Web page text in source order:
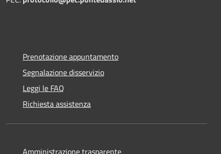
Prenotazione appuntamento
Segnalazione disservizio
Leggi le FAQ
Richiesta assistenza
Amministrazione trasparente